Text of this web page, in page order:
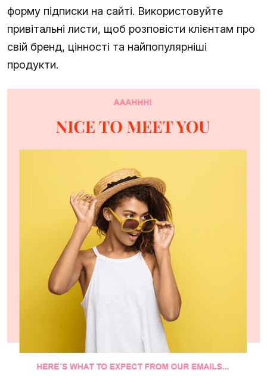
форму підписки на сайті. Використовуйте
привітальні листи, щоб розповісти клієнтам про
свій бренд, цінності та найпопулярніші
продукти.